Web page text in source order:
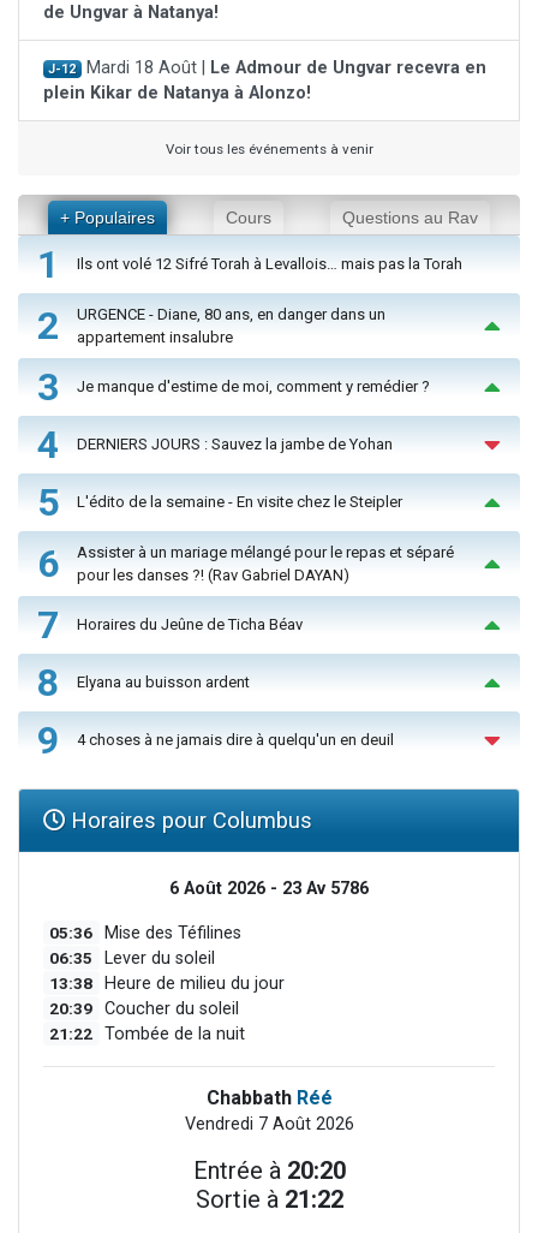
de Ungvar à Natanya!
J-12 Mardi 18 Août |
Le Admour de Ungvar recevra en
plein Kikar de Natanya à Alonzo!
Voir tous les événements à venir
+ Populaires Cours Questions au Rav
1 Ils ont volé 12 Sifré Torah à Levallois… mais pas la Torah
2
URGENCE - Diane, 80 ans, en danger dans un
appartement insalubre
3 Je manque d'estime de moi, comment y remédier ?
4 DERNIERS JOURS : Sauvez la jambe de Yohan
5 L'édito de la semaine - En visite chez le Steipler
6
Assister à un mariage mélangé pour le repas et séparé
pour les danses ?! (Rav Gabriel DAYAN)
7 Horaires du Jeûne de Ticha Béav
8 Elyana au buisson ardent
9 4 choses à ne jamais dire à quelqu'un en deuil
Horaires pour Columbus
6 Août 2026 - 23 Av 5786
05:36 Mise des Téfilines
06:35 Lever du soleil
13:38 Heure de milieu du jour
20:39 Coucher du soleil
21:22 Tombée de la nuit
Chabbath Réé
Vendredi 7 Août 2026
Entrée à 20:20
Sortie à 21:22